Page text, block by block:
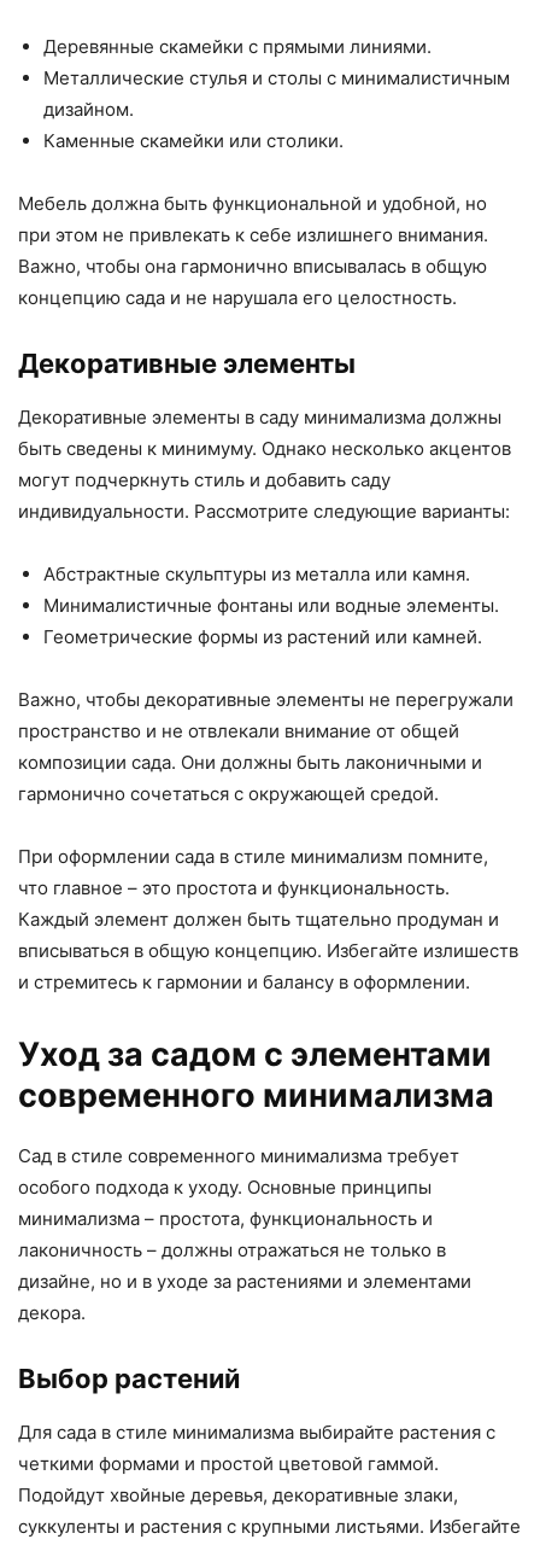
Деревянные скамейки с прямыми линиями.
Металлические стулья и столы с минималистичным
дизайном.
Каменные скамейки или столики.
Мебель должна быть функциональной и удобной, но
при этом не привлекать к себе излишнего внимания.
Важно, чтобы она гармонично вписывалась в общую
концепцию сада и не нарушала его целостность.
Декоративные элементы
Декоративные элементы в саду минимализма должны
быть сведены к минимуму. Однако несколько акцентов
могут подчеркнуть стиль и добавить саду
индивидуальности. Рассмотрите следующие варианты:
Абстрактные скульптуры из металла или камня.
Минималистичные фонтаны или водные элементы.
Геометрические формы из растений или камней.
Важно, чтобы декоративные элементы не перегружали
пространство и не отвлекали внимание от общей
композиции сада. Они должны быть лаконичными и
гармонично сочетаться с окружающей средой.
При оформлении сада в стиле минимализм помните,
что главное – это простота и функциональность.
Каждый элемент должен быть тщательно продуман и
вписываться в общую концепцию. Избегайте излишеств
и стремитесь к гармонии и балансу в оформлении.
Уход за садом с элементами
современного минимализма
Сад в стиле современного минимализма требует
особого подхода к уходу. Основные принципы
минимализма – простота, функциональность и
лаконичность – должны отражаться не только в
дизайне, но и в уходе за растениями и элементами
декора.
Выбор растений
Для сада в стиле минимализма выбирайте растения с
четкими формами и простой цветовой гаммой.
Подойдут хвойные деревья, декоративные злаки,
суккуленты и растения с крупными листьями. Избегайте